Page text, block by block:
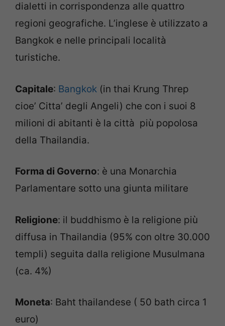
dialetti in corrispondenza alle quattro
regioni geografiche. L’inglese è utilizzato a
Bangkok e nelle principali località
turistiche.
Capitale: Bangkok (in thai Krung Threp
cioe’ Citta’ degli Angeli) che con i suoi 8
milioni di abitanti è la città più popolosa
della Thailandia.
Forma di Governo: è una Monarchia
Parlamentare sotto una giunta militare
Religione: il buddhismo è la religione più
diffusa in Thailandia (95% con oltre 30.000
templi) seguita dalla religione Musulmana
(ca. 4%)
Moneta: Baht thailandese ( 50 bath circa 1
euro)